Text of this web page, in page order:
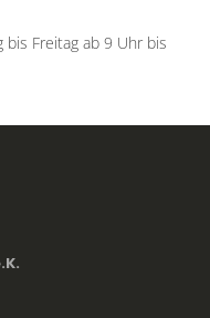
Freitag ab 9 Uhr bis